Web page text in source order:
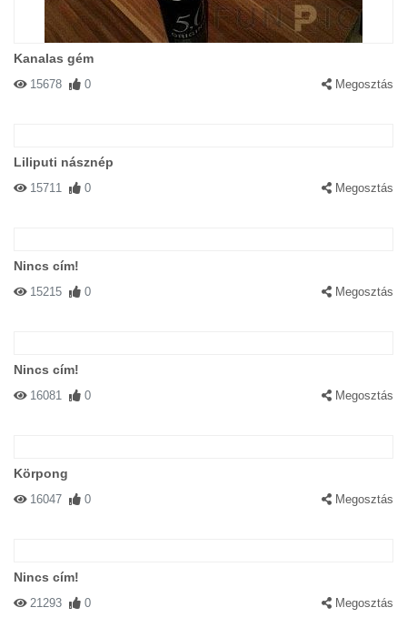
Kanalas gém
15678 0 Megosztás
Liliputi násznép
15711 0 Megosztás
Nincs cím!
15215 0 Megosztás
Nincs cím!
16081 0 Megosztás
Körpong
16047 0 Megosztás
Nincs cím!
21293 0 Megosztás